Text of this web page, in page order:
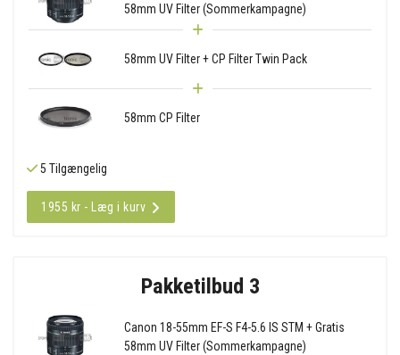
58mm UV Filter (Sommerkampagne)
58mm UV Filter + CP Filter Twin Pack
58mm CP Filter
5 Tilgængelig
1955 kr - Læg i kurv
Pakketilbud 3
Canon 18-55mm EF-S F4-5.6 IS STM + Gratis
58mm UV Filter (Sommerkampagne)